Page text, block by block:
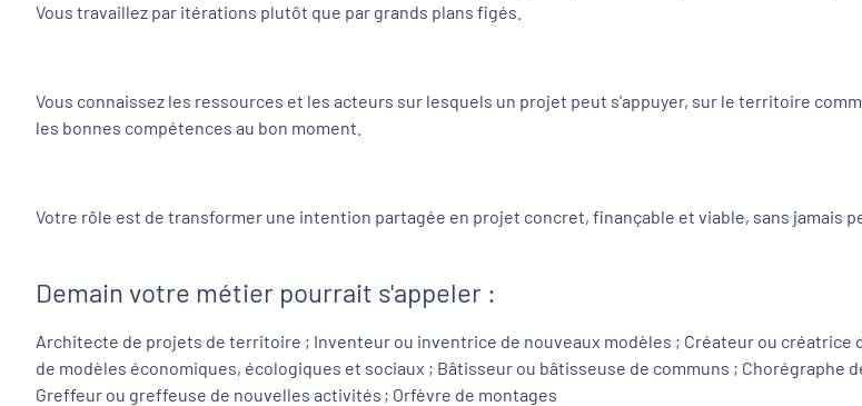
Vous travaillez par itérations plutôt que par grands plans figés.
Vous connaissez les ressources et les acteurs sur lesquels un projet peut s'appuyer, sur le territoire
les bonnes compétences au bon moment.
Votre rôle est de transformer une intention partagée en projet concret, finançable et viable, sans jamais
Demain votre métier pourrait s'appeler :
Architecte de projets de territoire ; Inventeur ou inventrice de nouveaux modèles ; Créateur ou
de modèles économiques, écologiques et sociaux ; Bâtisseur ou bâtisseuse de communs ;
Greffeur ou greffeuse de nouvelles activités ; Orfèvre de montages